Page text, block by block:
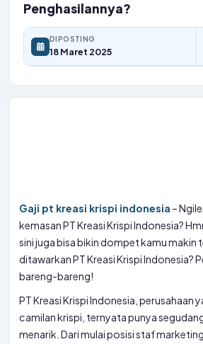
Penghasilannya?
DIPOSTING
18 Maret 2025
Gaji pt kreasi krispi indonesia –
kemasan PT Kreasi Krispi Indonesia?
sini juga bisa bikin dompet kamu makin
ditawarkan PT Kreasi Krispi Indonesia?
bareng-bareng!
PT Kreasi Krispi Indonesia, perusahaan
camilan krispi, ternyata punya
menarik. Dari mulai posisi staf